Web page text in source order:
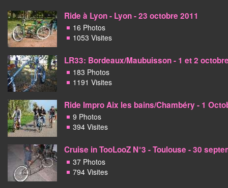
Ride à Lyon - Lyon - 23 octobre 2011
16 Photos
1053 Visites
LR33: Bordeaux/Maubuisson - 1 et 2
183 Photos
1191 Visites
Ride Impro Aix les bains/Chambéry - 1
9 Photos
394 Visites
Cruise in TooLooZ N°3 - Toulouse - 30
37 Photos
794 Visites